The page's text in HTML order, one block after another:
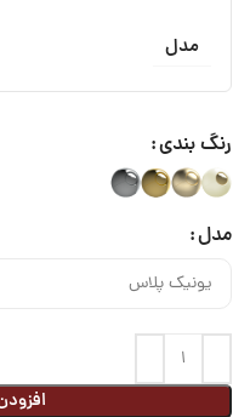
مدل
رنگ بندی
مدل